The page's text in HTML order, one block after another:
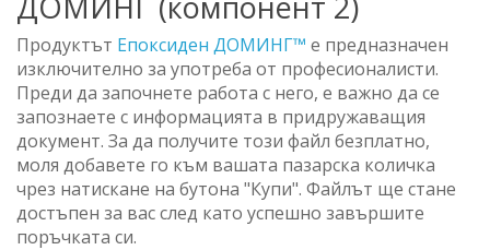
Продуктът Епоксиден ДОМИНГ™ е предназначен
изключително за употреба от професионалисти.
Преди да започнете работа с него, е важно да се
запознаете с информацията в придружаващия
документ. За да получите този файл безплатно,
моля добавете го към вашата пазарска количка
чрез натискане на бутона "Купи". Файлът ще стане
достъпен за вас след като успешно завършите
поръчката си.